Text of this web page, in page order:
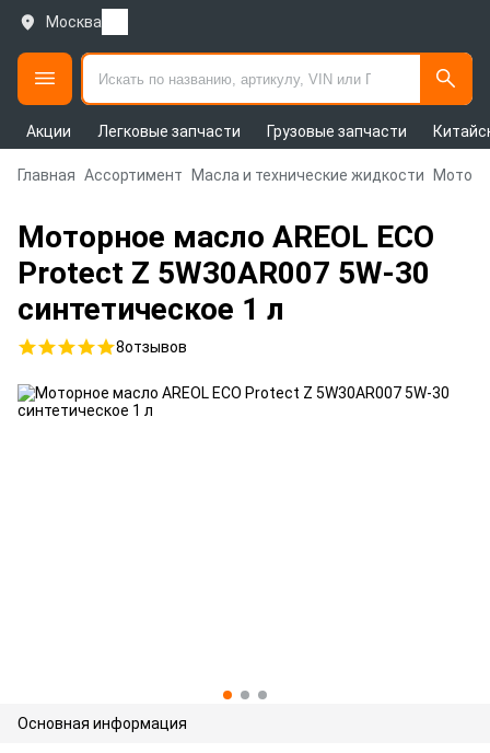
Москва
Акции Легковые запчасти Грузовые запчасти
Главная Ассортимент Масла и технические жидкости
Моторное масло AREOL ECO
Protect Z 5W30AR007 5W-30
синтетическое 1 л
8отзывов
Основная информация